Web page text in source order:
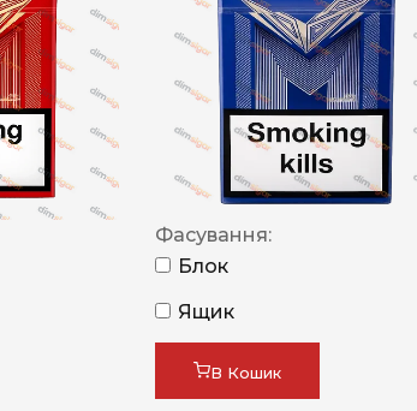
De Santis
MONUS
NERO
NERO
Гуцульскі
Italian Blend 821Фасування:
Блок
Ящик
В Кошик